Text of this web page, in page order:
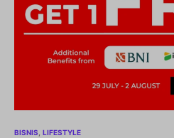
BISNIS LIFESTYLE